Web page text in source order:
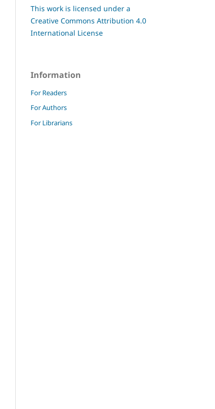
This work is licensed under a
Creative Commons Attribution 4.0
International License
Information
For Readers
For Authors
For Librarians